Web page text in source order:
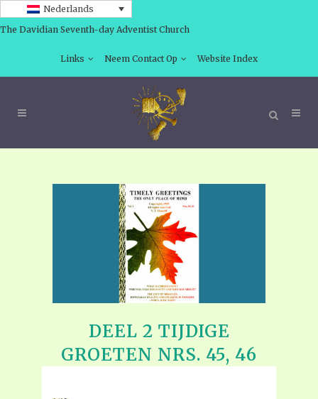
Nederlands
The Davidian Seventh-day Adventist Church
Links Neem Contact Op Website Index
DEEL 2 TIJDIGE
GROETEN NRS. 45, 46